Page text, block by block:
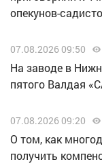
опекунов-
07.08.2026 09:50
Н️а заводе в
пятого Валдая
07.08.2026 09:20
О том, как
получить